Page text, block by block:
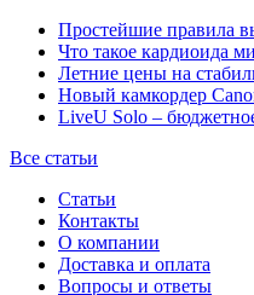
Простейшие правила
Что такое кардиоида
Летние цены на
Новый камкордер
LiveU Solo –
Все статьи
Статьи
Контакты
О компании
Доставка и оплата
Вопросы и ответы